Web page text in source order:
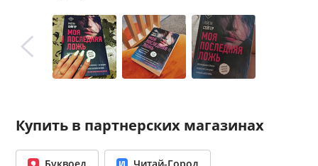
Купить в партнерских магазинах